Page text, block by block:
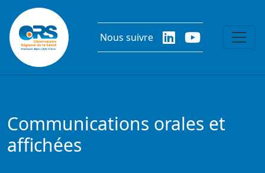
Aller au contenu principal
Nous suivre
Communications orales et
affichées